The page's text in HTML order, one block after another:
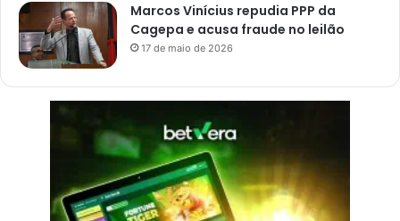
Marcos Vinícius repudia PPP da
Cagepa e acusa fraude no leilão
17 de maio de 2026